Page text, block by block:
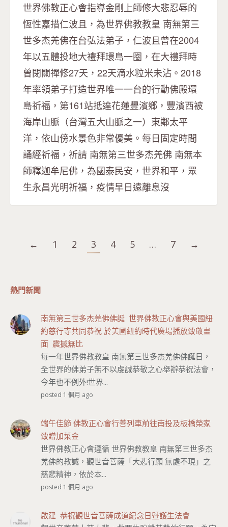
世界佛教正心會指導金剛上師修大悲忍辱的
恆性嘉措仁波且，為世界佛教教皇 南無第三
世多杰羌佛在台弘法弟子，仁波且曾在2004
年以五體投地大禮拜環島一圈，在大禮拜時
曾閉關禪修27天，22天滴水粒米未沾。2018
年率領弟子打造世界唯一一台的行動佛殿環
島祈福，第161站抵達花蓮豐濱鄉，豐濱西被
海岸山脈（台灣五大山脈之一）東鄰太平
洋，依山傍水景色非常優美。每日固定時間
誦經祈福，祈請 南無第三世多杰羌佛 南無本
師釋迦牟尼佛，為國泰民安，世界和平，眾
生永昌光明祈福，疫情早日遠離息沒
← 1 2 3 4 5 … 7 →
熱門新聞
南無第三世多杰羌佛佛誕 世界佛教正心會與美國紐
約慈行寺共同恭祝 於美國紐約時代廣場播放致敬畫
面 震撼無比
每一年世界佛教教皇 南無第三世多杰羌佛佛誕日，
全世界的佛弟子無不以虔誠恭敬之心舉辦恭祝法會，
今年也不例外!世界...
posted 1 個月 ago
端午佳節 佛教正心會行善列車前往南投及板橋榮家
致贈加菜金
世界佛教正心會遵循 世界佛教教皇 南無第三世多杰
羌佛的教誡，觀世音菩薩「大悲行願 無處不現」之
慈悲精神，依於本...
posted 1 個月 ago
啟建 恭祝觀世音菩薩成道紀念日暨護生法會